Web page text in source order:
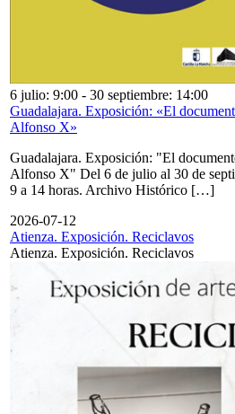
6 julio: 9:00 - 30 septiembre: 14:00
Guadalajara. Exposición: «El
Alfonso X»
Guadalajara. Exposición: "El
Alfonso X" Del 6 de julio al 30 de
9 a 14 horas. Archivo Histórico […]
2026-07-12
Atienza. Exposición. Reciclavos
Atienza. Exposición. Reciclavos